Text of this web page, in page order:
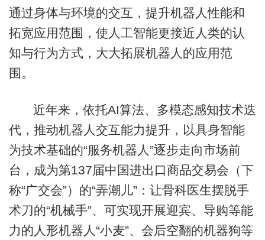
通过身体与环境的交互，提升机器人性能和
拓宽应用范围，使人工智能更接近人类的认
知与行为方式，大大拓展机器人的应用范
围。
近年来，依托AI算法、多模态感知技术迭
代，推动机器人交互能力提升，以具身智能
为技术基础的“服务机器人”逐步走向市场前
台，成为第137届中国进出口商品交易会（下
称“广交会”）的“弄潮儿”：让骨科医生摆脱手
术刀的“机械手”、可实现开展迎宾、导购等能
力的人形机器人“小麦”、会后空翻的机器狗等